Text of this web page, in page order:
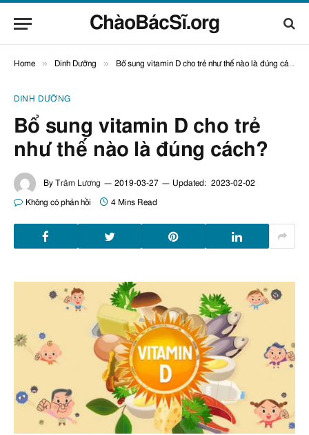
ChàoBácSĩ.org
Home » Dinh Dưỡng » Bổ sung vitamin D cho trẻ như thế nào là đúng cách?
DINH DƯỠNG
Bổ sung vitamin D cho trẻ
như thế nào là đúng cách?
By Trâm Lương 2019-03-27 Updated: 2023-02-02
Không có phản hồi 4 Mins Read